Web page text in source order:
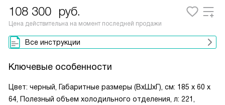
108 300 руб.
Цена действительна на момент последней продажи
Все инструкции
Ключевые особенности
Цвет: черный, Габаритные размеры (ВxШxГ), см: 185 х 60 х
64, Полезный объем холодильного отделения, л: 221,